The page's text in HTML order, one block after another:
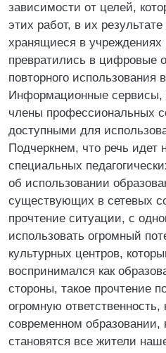
зависимости от целей,
этих работ, в их
хранящиеся в учреждениях
превратились в цифровые
повторного использования
Информационные сервисы,
члены профессиональных
доступными для
Подчеркнем, что речь идет
специальных
об использовании
существующих в сетевых
прочтение ситуации, с
использовать огромный
культурных центров,
воспринимался как
стороны, такое прочтение
огромную ответственность,
современном образовании,
становятся все жители